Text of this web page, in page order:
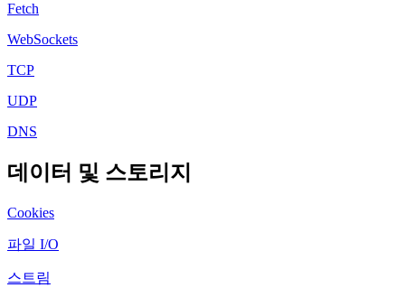
Fetch
WebSockets
TCP
UDP
DNS
데이터 및 스토리지
Cookies
파일 I/O
스트림